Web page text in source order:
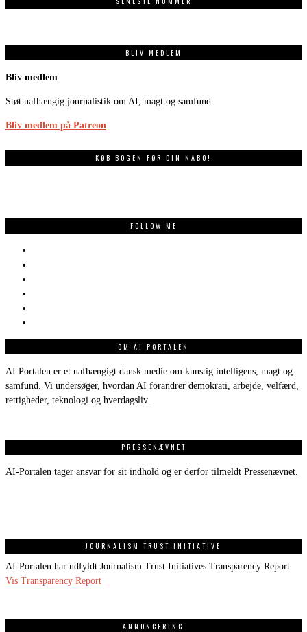
BLIV MEDLEM
Bliv medlem
Støt uafhængig journalistik om AI, magt og samfund.
Bliv medlem på Patreon
KØB BOGEN FØR DIN NABO!
FOLLOW ME
OM AI PORTALEN
AI Portalen er et uafhængigt dansk medie om kunstig intelligens, magt og
samfund. Vi undersøger, hvordan AI forandrer demokrati, arbejde, velfærd,
rettigheder, teknologi og hverdagsliv.
PRESSENÆVNET
AI-Portalen tager ansvar for sit indhold og er derfor tilmeldt Pressenævnet.
JOURNALISM TRUST INITIATIVE
AI-Portalen har udfyldt Journalism Trust Initiatives Transparency Report
Vis Transparency Report
ANNONCERING